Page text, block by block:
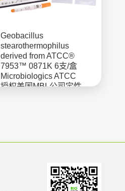
Geobacillus
stearothermophilus
derived from ATCC®
7953™ 0871K 6支/盒
Microbiologics ATCC
授权美国MBL公司定性